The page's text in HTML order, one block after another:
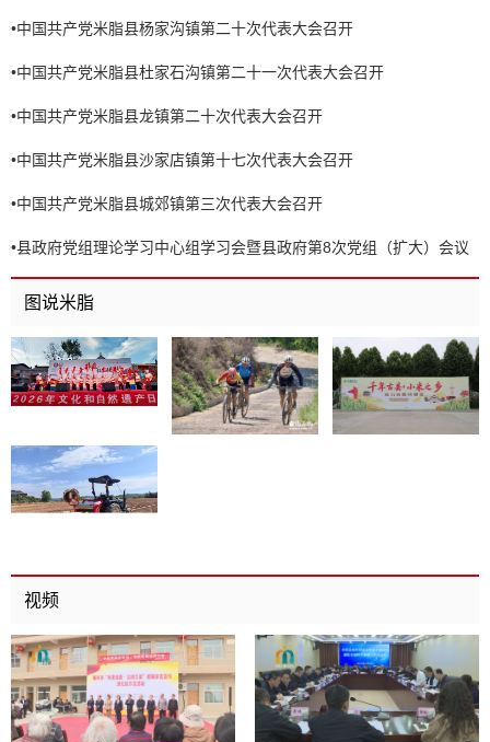
•中国共产党米脂县杨家沟镇第二十次代表大会召开
•中国共产党米脂县杜家石沟镇第二十一次代表大会召开
•中国共产党米脂县龙镇第二十次代表大会召开
•中国共产党米脂县沙家店镇第十七次代表大会召开
•中国共产党米脂县城郊镇第三次代表大会召开
•县政府党组理论学习中心组学习会暨县政府第8次党组（扩大）会议
召开
图说米脂
视频